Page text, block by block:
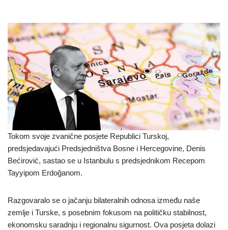
Tokom svoje zvanične posjete Republici Turskoj,
predsjedavajući Predsjedništva Bosne i Hercegovine, Denis
Bećirović, sastao se u Istanbulu s predsjednikom Recepom
Tayyipom Erdoğanom.
Razgovaralo se o jačanju bilateralnih odnosa između naše
zemlje i Turske, s posebnim fokusom na političku stabilnost,
ekonomsku saradnju i regionalnu sigurnost. Ova posjeta dolazi